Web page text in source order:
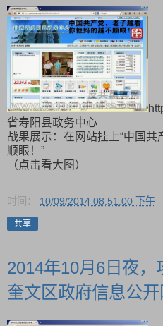
省寿阳县政务中心
战果展示：在网站挂上“中国
顺眼！”
（点击看大图）
时间： 10/09/2014 08:51:00 下午
共享
2014年10月6日夜
奎文区政府信息公开